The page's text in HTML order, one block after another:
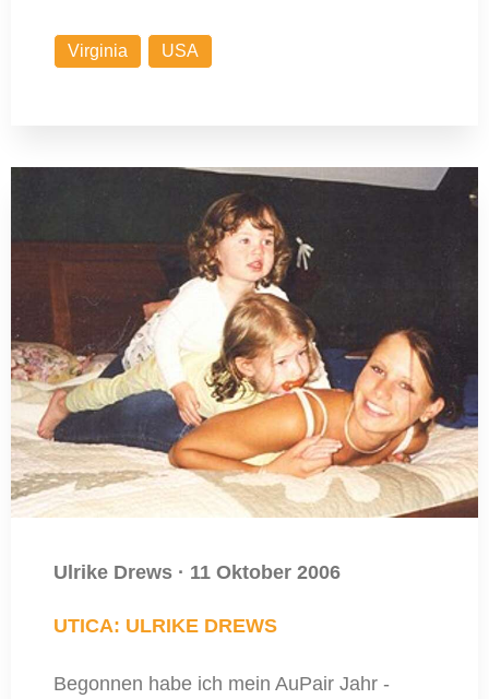
Virginia USA
Ulrike Drews · 11 Oktober 2006
UTICA: ULRIKE DREWS
Begonnen habe ich mein AuPair Jahr -